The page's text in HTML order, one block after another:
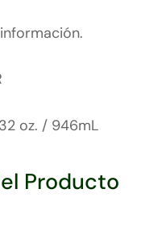
oz. / 946mL
Producto